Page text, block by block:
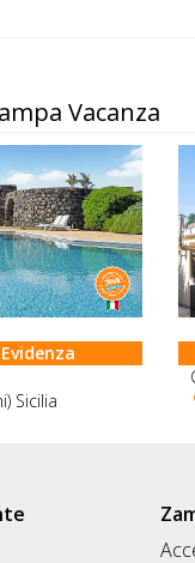
Vacanza
Sicilia